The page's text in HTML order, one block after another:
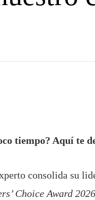
tiempo? Aquí te
consolida su
Choice Award 2026